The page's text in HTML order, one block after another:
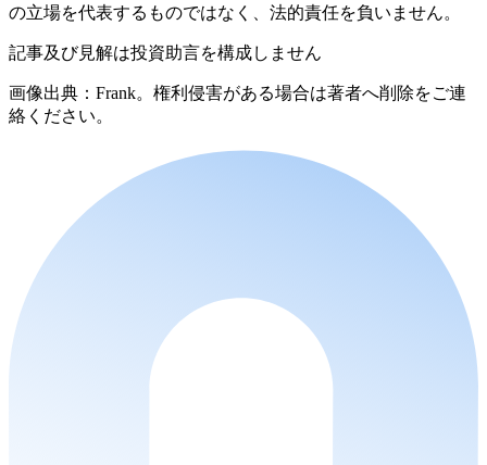
の立場を代表するものではなく、法的責任を負いません。
記事及び見解は投資助言を構成しません
画像出典：Frank。権利侵害がある場合は著者へ削除をご連
絡ください。